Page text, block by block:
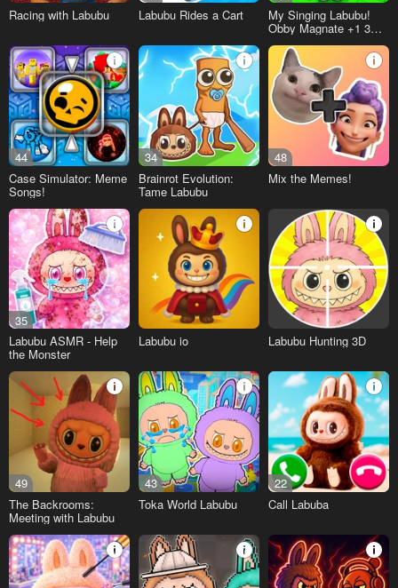
Racing with Labubu
Labubu Rides a Cart
My Singing Labubu!
Obby Magnate +1 3D
Simulator
44
Case Simulator: Meme
Songs!
34
Brainrot Evolution:
Tame Labubu
48
Mix the Memes!
35
Labubu ASMR - Help
the Monster
Labubu io Labubu Hunting 3D
49
The Backrooms:
Meeting with Labubu
43
Toka World Labubu
22
Call Labuba